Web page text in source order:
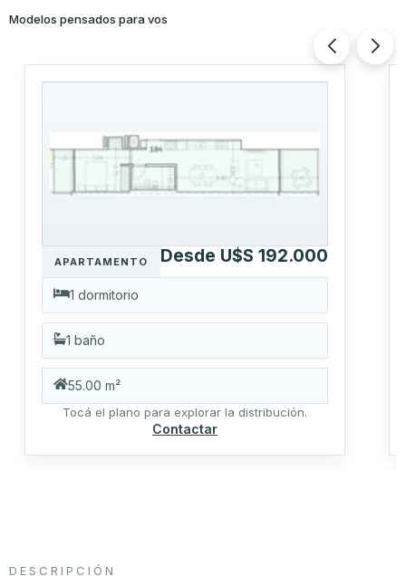
Modelos pensados para vos
APARTAMENTO Desde U$S 192.000
1 dormitorio
1 baño
55.00 m²
Tocá el plano para explorar la distribución.
Contactar
DESCRIPCIÓN